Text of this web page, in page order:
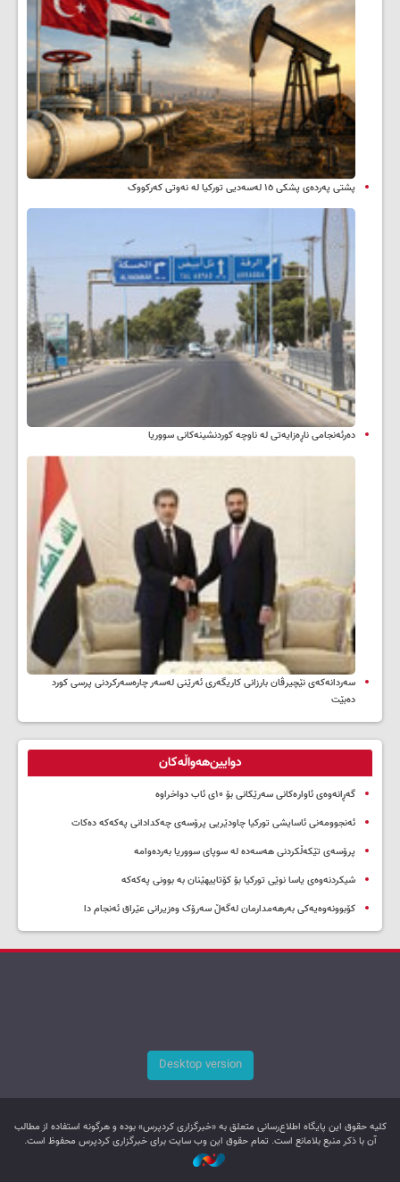
پشتی پەردەی پشکی ١٥ لەسەدیی تورکیا لە نەوتی کەرکووک
دەرئەنجامی ناڕەزایەتی لە ناوچە کوردنشینەکانی سووریا
سه‌ردانه‌کەی نێچیرڤان بارزانی كاریگه‌ری ئه‌رێنی له‌سه‌ر چاره‌سه‌ركردنی پرسی كورد
ده‌بێت
دوایین‌هەواڵەکان
گەڕانەوەی ئاوارەکانی سەرێکانی بۆ ۱۰ی ئاب دواخراوە
ئەنجوومەنی ئاسایشی تورکیا چاودێریی پرۆسەی چەکدادانی پەکەکە دەکات
پرۆسەی تێکەڵکردنی هەسەدە لە سوپای سووریا بەردەوامە
شیکردنەوەی یاسا نوێی تورکیا بۆ کۆتاییهێنان بە بوونی پەکەکە
کۆبوونەوەیەکی بەرهەمدارمان لەگەڵ سەرۆک وەزیرانی عێراق ئەنجام دا
Desktop version
کليه حقوق اين پایگاه اطلاع‌رسانی متعلق به «خبرگزاری کردپرس» بوده و هرگونه استفاده از مطالب
آن با ذکر منبع بلامانع است. تمام حقوق این وب سایت برای خبرگزاری کردپرس محفوظ است.